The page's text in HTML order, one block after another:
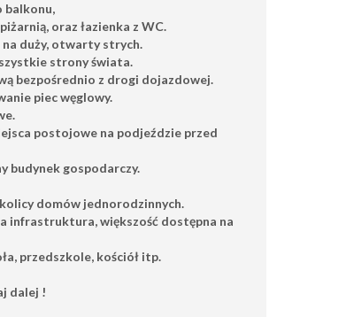
balkonu,
oraz łazienka z WC.
duży, otwarty strych.
strony świata.
bezpośrednio z drogi dojazdowej.
piec węglowy.
postojowe na podjeździe przed
budynek gospodarczy.
domów jednorodzinnych.
infrastruktura, większość dostępna na
przedszkole, kościół itp.
dalej !